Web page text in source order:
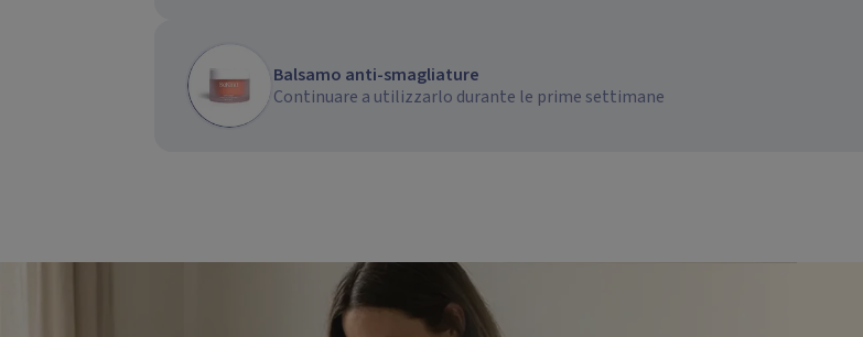
Balsamo anti-smagliature
Continuare a utilizzarlo durante le prime settimane